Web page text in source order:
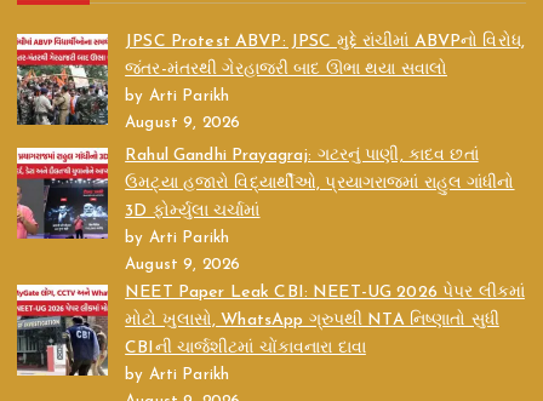
JPSC Protest ABVP: JPSC મુદ્દે રાંચીમાં ABVPનો વિરોધ,
જંતર-મંતરથી ગેરહાજરી બાદ ઊભા થયા સવાલો
by Arti Parikh
August 9, 2026
Rahul Gandhi Prayagraj: ગટરનું પાણી, કાદવ છતાં
ઉમટ્યા હજારો વિદ્યાર્થીઓ, પ્રયાગરાજમાં રાહુલ ગાંધીનો
3D ફોર્મ્યુલા ચર્ચામાં
by Arti Parikh
August 9, 2026
NEET Paper Leak CBI: NEET-UG 2026 પેપર લીકમાં
મોટો ખુલાસો, WhatsApp ગ્રુપથી NTA નિષ્ણાતો સુધી
CBIની ચાર્જશીટમાં ચોંકાવનારા દાવા
by Arti Parikh